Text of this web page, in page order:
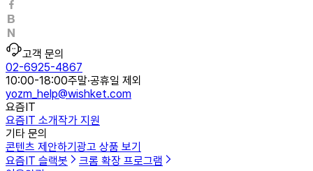
고객 문의
02-6925-4867
10:00-18:00주말·공휴일 제외
yozm_help@wishket.com
요즘IT
요즘IT 소개작가 지원
기타 문의
콘텐츠 제안하기광고 상품 보기
요즘IT 슬랙봇
크롬 확장 프로그램